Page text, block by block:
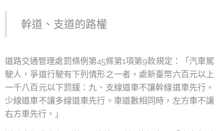
幹道、支道的路權
道路交通管理處罰條例第45條第1項第9款規定：「汽車駕
駛人，爭道行駛有下列情形之一者，處新臺幣六百元以上
一千八百元以下罰鍰：九、支線道車不讓幹線道車先行。
少線道車不讓多線道車先行。車道數相同時，左方車不讓
右方車先行。」